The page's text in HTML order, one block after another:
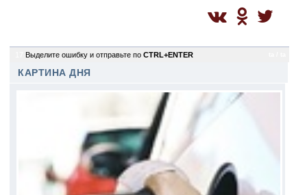
Выделите ошибку и отправьте по CTRL+ENTER
КАРТИНА ДНЯ